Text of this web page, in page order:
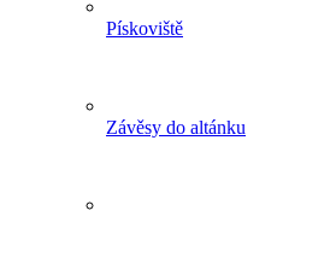
Pískoviště
Závěsy do altánku